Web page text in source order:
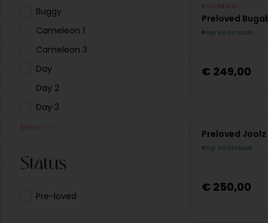
Buggy
Cameleon 1
Cameleon 3
Day
Day 2
Day 3
Status
Pre-loved
PRE-LOVED
Uniek exemplaar
BUGABOO
Preloved
Op voorraad
€ 249,00
PRE-LOVED
Uniek exemplaar
Preloved Joolz
Op voorraad
€ 250,00